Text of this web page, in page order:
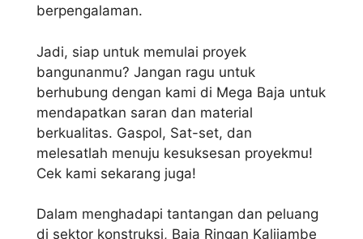
berpengalaman.
Jadi, siap untuk memulai proyek
bangunanmu? Jangan ragu untuk
berhubung dengan kami di Mega Baja untuk
mendapatkan saran dan material
berkualitas. Gaspol, Sat-set, dan
melesatlah menuju kesuksesan proyekmu!
Cek kami sekarang juga!
Dalam menghadapi tantangan dan peluang
di sektor konstruksi, Baja Ringan Kalijambe